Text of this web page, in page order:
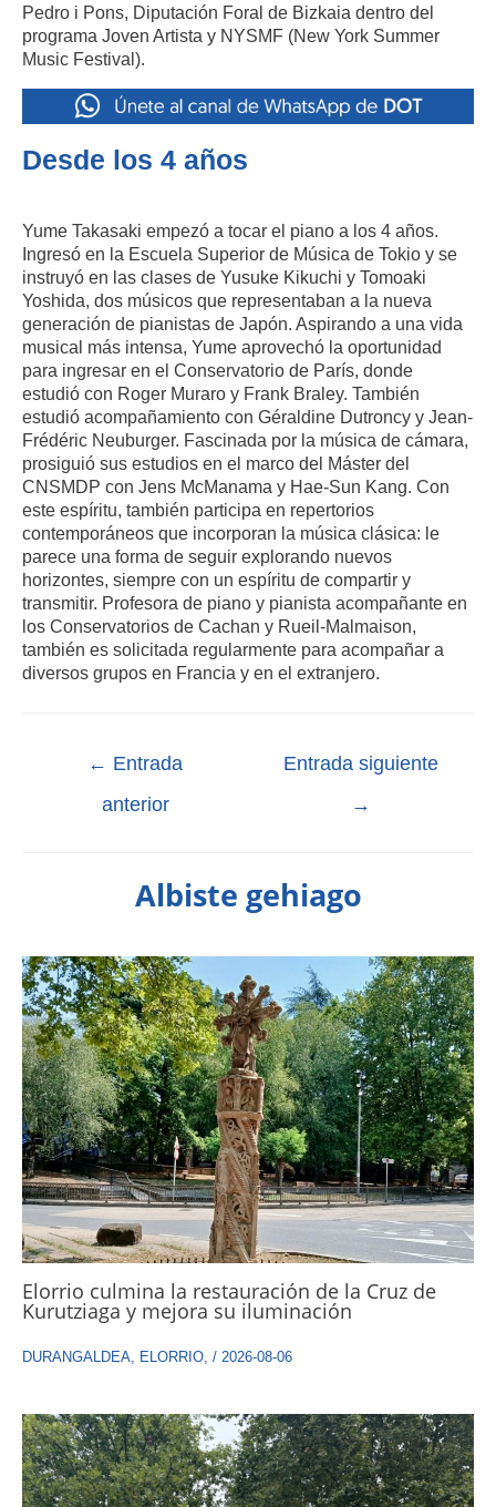
Pedro i Pons, Diputación Foral de Bizkaia dentro del
programa Joven Artista y NYSMF (New York Summer
Music Festival).
Desde los 4 años
Yume Takasaki empezó a tocar el piano a los 4 años.
Ingresó en la Escuela Superior de Música de Tokio y se
instruyó en las clases de Yusuke Kikuchi y Tomoaki
Yoshida, dos músicos que representaban a la nueva
generación de pianistas de Japón. Aspirando a una vida
musical más intensa, Yume aprovechó la oportunidad
para ingresar en el Conservatorio de París, donde
estudió con Roger Muraro y Frank Braley. También
estudió acompañamiento con Géraldine Dutroncy y Jean-
Frédéric Neuburger. Fascinada por la música de cámara,
prosiguió sus estudios en el marco del Máster del
CNSMDP con Jens McManama y Hae-Sun Kang. Con
este espíritu, también participa en repertorios
contemporáneos que incorporan la música clásica: le
parece una forma de seguir explorando nuevos
horizontes, siempre con un espíritu de compartir y
transmitir. Profesora de piano y pianista acompañante en
los Conservatorios de Cachan y Rueil-Malmaison,
también es solicitada regularmente para acompañar a
diversos grupos en Francia y en el extranjero.
← Entrada
anterior
Entrada siguiente
→
Albiste gehiago
Elorrio culmina la restauración de la Cruz de
Kurutziaga y mejora su iluminación
DURANGALDEA, ELORRIO, / 2026-08-06